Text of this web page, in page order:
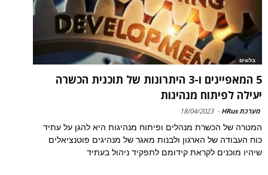
בלוגים
5 המאפיינים ו-3 היתרונות של תוכנית הכשרה
יעילה לפיתוח מנהיגות
מערכת HRus -
18/04/2023
המטרה של הכשרת מנהלים ופיתוח מנהיגות היא להגן על עתיד
כוח העבודה של הארגון ולבנות מאגר של מנהיגים פוטנציאלים
שיהיו מוכנים לקראת קידומם לתפקיד ניהול בעתיד